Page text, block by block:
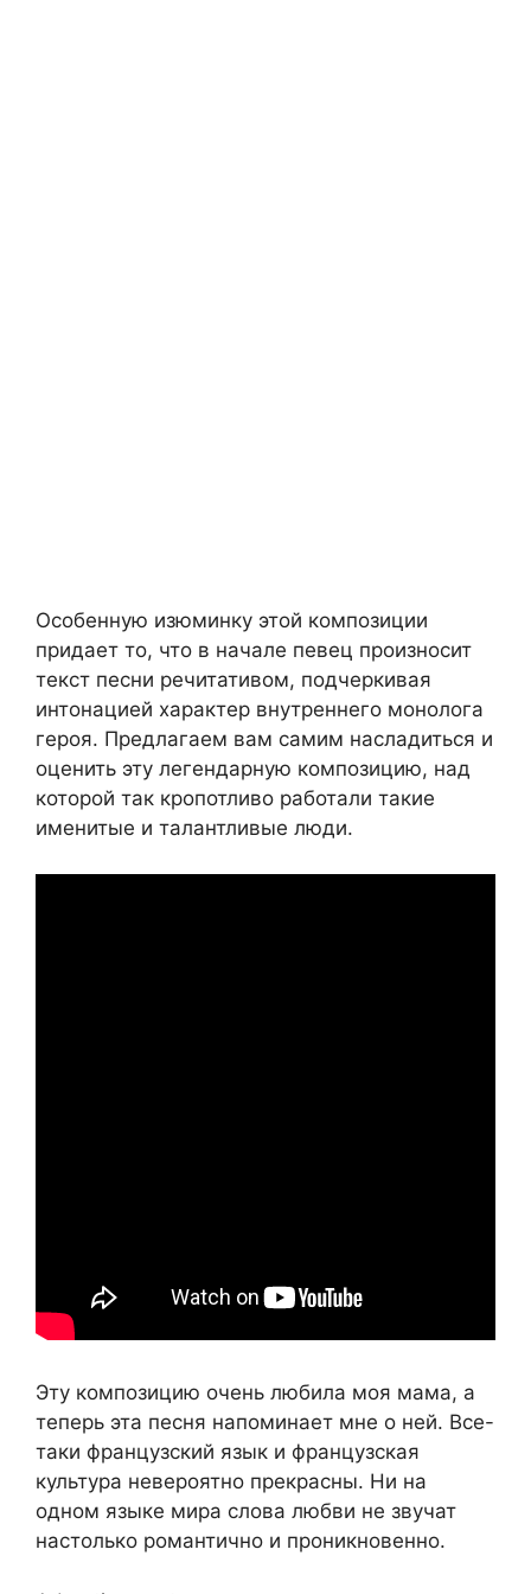
Особенную изюминку этой композиции
придает то, что в начале певец произносит
текст песни речитативом, подчеркивая
интонацией характер внутреннего монолога
героя. Предлагаем вам самим насладиться и
оценить эту легендарную композицию, над
которой так кропотливо работали такие
именитые и талантливые люди.
Эту композицию очень любила моя мама, а
теперь эта песня напоминает мне о ней. Все-
таки французский язык и французская
культура невероятно прекрасны. Ни на
одном языке мира слова любви не звучат
настолько романтично и проникновенно.